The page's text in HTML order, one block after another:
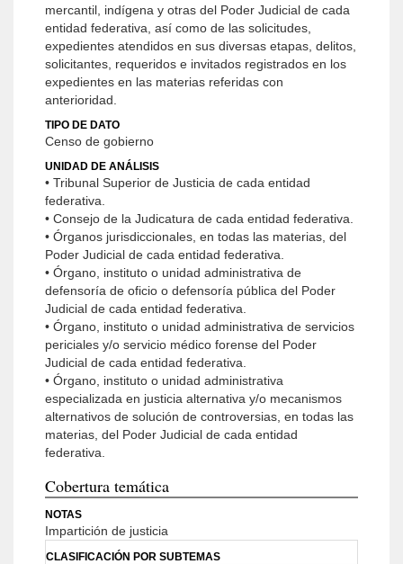
mercantil, indígena y otras del Poder Judicial de cada
entidad federativa, así como de las solicitudes,
expedientes atendidos en sus diversas etapas, delitos,
solicitantes, requeridos e invitados registrados en los
expedientes en las materias referidas con
anterioridad.
TIPO DE DATO
Censo de gobierno
UNIDAD DE ANÁLISIS
• Tribunal Superior de Justicia de cada entidad
federativa.
• Consejo de la Judicatura de cada entidad federativa.
• Órganos jurisdiccionales, en todas las materias, del
Poder Judicial de cada entidad federativa.
• Órgano, instituto o unidad administrativa de
defensoría de oficio o defensoría pública del Poder
Judicial de cada entidad federativa.
• Órgano, instituto o unidad administrativa de servicios
periciales y/o servicio médico forense del Poder
Judicial de cada entidad federativa.
• Órgano, instituto o unidad administrativa
especializada en justicia alternativa y/o mecanismos
alternativos de solución de controversias, en todas las
materias, del Poder Judicial de cada entidad
federativa.
Cobertura temática
NOTAS
Impartición de justicia
CLASIFICACIÓN POR SUBTEMAS